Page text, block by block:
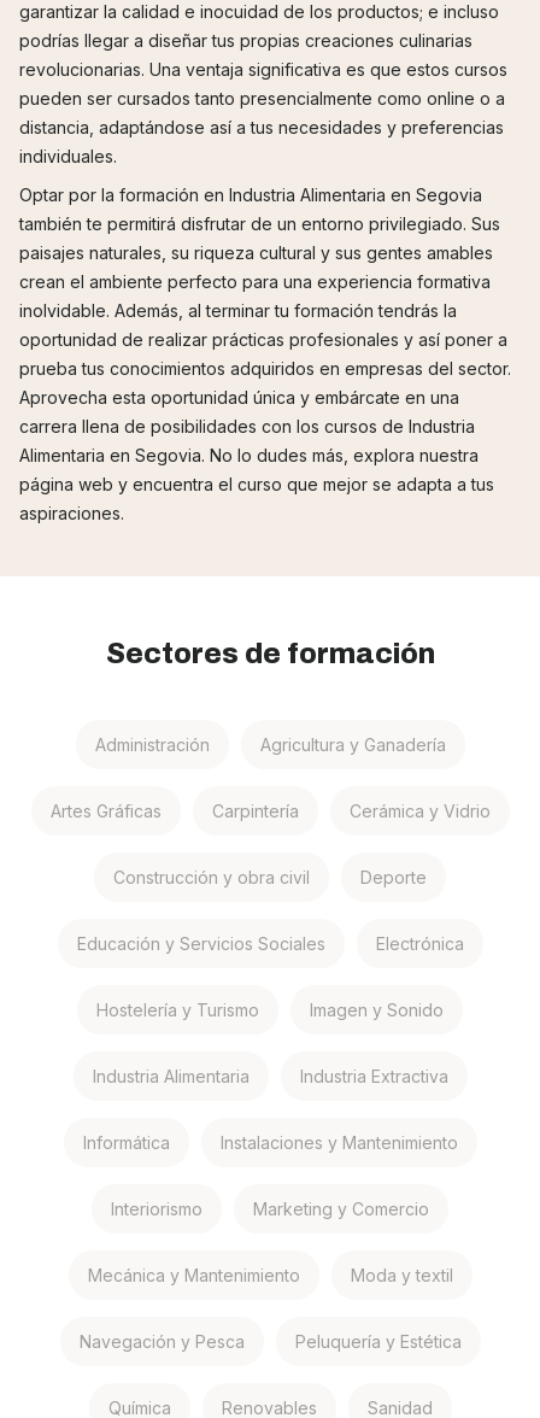
garantizar la calidad e inocuidad de los productos; e incluso
podrías llegar a diseñar tus propias creaciones culinarias
revolucionarias. Una ventaja significativa es que estos cursos
pueden ser cursados tanto presencialmente como online o a
distancia, adaptándose así a tus necesidades y preferencias
individuales.
Optar por la formación en Industria Alimentaria en Segovia
también te permitirá disfrutar de un entorno privilegiado. Sus
paisajes naturales, su riqueza cultural y sus gentes amables
crean el ambiente perfecto para una experiencia formativa
inolvidable. Además, al terminar tu formación tendrás la
oportunidad de realizar prácticas profesionales y así poner a
prueba tus conocimientos adquiridos en empresas del sector.
Aprovecha esta oportunidad única y embárcate en una
carrera llena de posibilidades con los cursos de Industria
Alimentaria en Segovia. No lo dudes más, explora nuestra
página web y encuentra el curso que mejor se adapta a tus
aspiraciones.
Sectores de formación
Administración Agricultura y Ganadería
Artes Gráficas Carpintería Cerámica y Vidrio
Construcción y obra civil Deporte
Educación y Servicios Sociales Electrónica
Hostelería y Turismo Imagen y Sonido
Industria Alimentaria Industria Extractiva
Informática Instalaciones y Mantenimiento
Interiorismo Marketing y Comercio
Mecánica y Mantenimiento Moda y textil
Navegación y Pesca Peluquería y Estética
Química Renovables Sanidad